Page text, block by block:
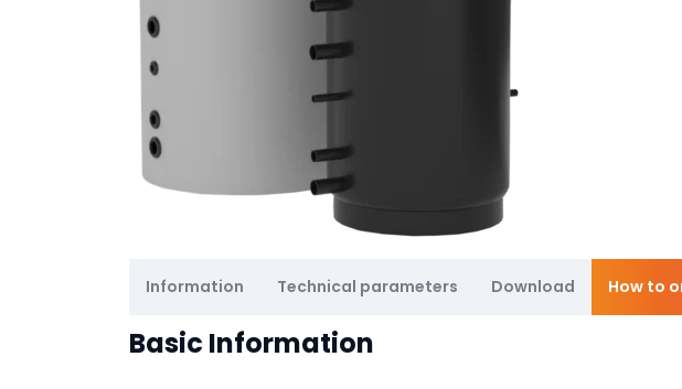
Information Technical parameters Download How to
Basic Information